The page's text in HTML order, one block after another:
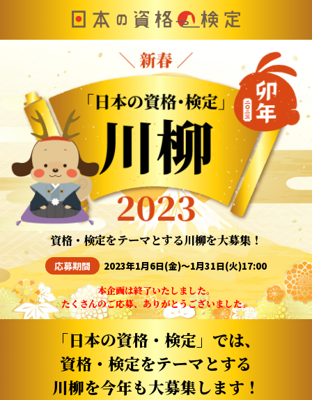
資格・検定をテーマとする川柳を大募集！
応募期間
2023年1月6日(金)〜1月31日(火)17:00
本企画は終了いたしました。
たくさんのご応募、ありがとうございました。
「日本の資格・検定」では、
資格・検定をテーマとする
川柳を今年も大募集します！